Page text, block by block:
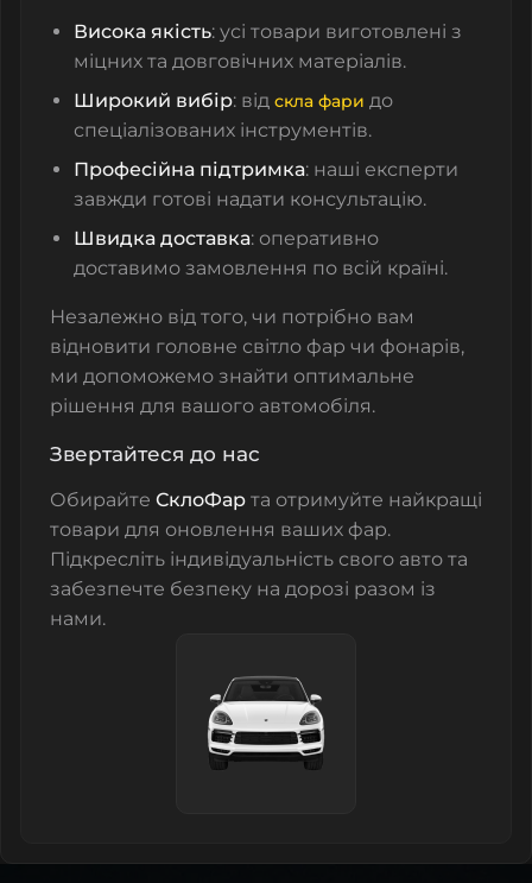
Висока якість: усі товари виготовлені з
міцних та довговічних матеріалів.
Широкий вибір: від скла фари до
спеціалізованих інструментів.
Професійна підтримка: наші експерти
завжди готові надати консультацію.
Швидка доставка: оперативно
доставимо замовлення по всій країні.
Незалежно від того, чи потрібно вам
відновити головне світло фар чи фонарів,
ми допоможемо знайти оптимальне
рішення для вашого автомобіля.
Звертайтеся до нас
Обирайте СклоФар та отримуйте найкращі
товари для оновлення ваших фар.
Підкресліть індивідуальність свого авто та
забезпечте безпеку на дорозі разом із
нами.